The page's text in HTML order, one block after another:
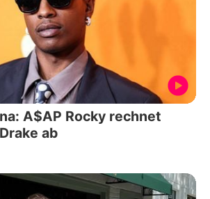
A$AP Rocky rechnet
ab